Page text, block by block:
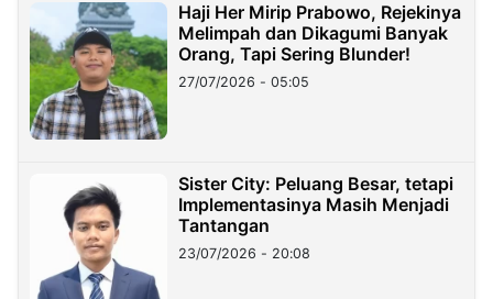
Haji Her Mirip Prabowo, Rejekinya
Melimpah dan Dikagumi Banyak
Orang, Tapi Sering Blunder!
27/07/2026 - 05:05
Sister City: Peluang Besar, tetapi
Implementasinya Masih Menjadi
Tantangan
23/07/2026 - 20:08